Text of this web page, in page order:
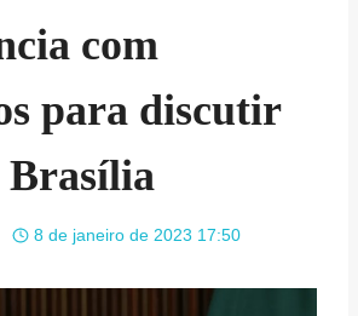
com
para discutir
Brasília
8 de janeiro de 2023 17:50